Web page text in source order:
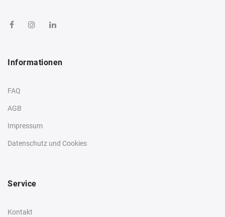
Informationen
FAQ
AGB
Impressum
Datenschutz und Cookies
Service
Kontakt